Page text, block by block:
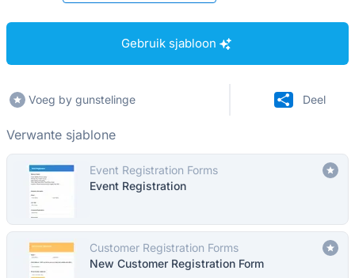
Gebruik sjabloon
Voeg by gunstelinge Deel
Verwante sjablone
Event Registration Forms
Event Registration
Customer Registration Forms
New Customer Registration Form